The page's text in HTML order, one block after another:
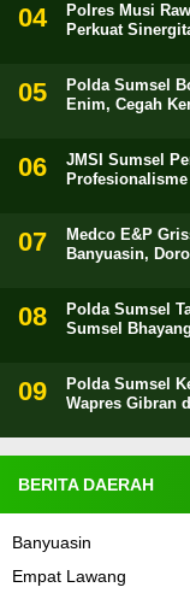
Polres Musi
Perkuat
Polda Sumsel
Enim, Cegah
JMSI Sumsel
Medco E&P
Banyuasin,
Polda Sumsel
Sumsel
Polda Sumsel
Wapres Gibran
BERITA DAERAH
Banyuasin
Empat Lawang